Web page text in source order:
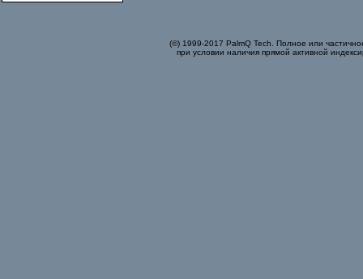
(©) 1999-2017 PalmQ Tech. Полное или
при условии наличия прямой активной